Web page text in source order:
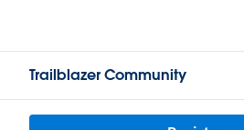
Trailblazer Community